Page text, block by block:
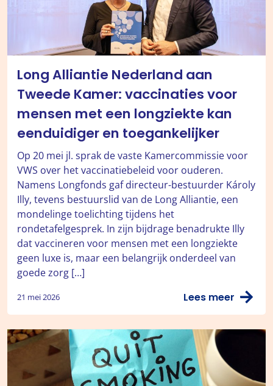
Long Alliantie Nederland aan
Tweede Kamer: vaccinaties voor
mensen met een longziekte kan
eenduidiger en toegankelijker
Op 20 mei jl. sprak de vaste Kamercommissie voor
VWS over het vaccinatiebeleid voor ouderen.
Namens Longfonds gaf directeur-bestuurder Károly
Illy, tevens bestuurslid van de Long Alliantie, een
mondelinge toelichting tijdens het
rondetafelgesprek. In zijn bijdrage benadrukte Illy
dat vaccineren voor mensen met een longziekte
geen luxe is, maar een belangrijk onderdeel van
goede zorg […]
21 mei 2026 Lees meer